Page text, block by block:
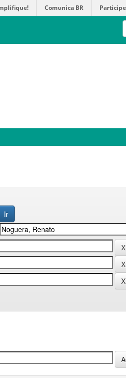
Comunica BR Participe